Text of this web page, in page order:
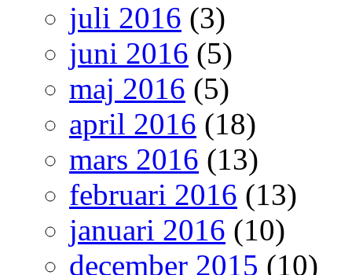
juli 2016 (3)
juni 2016 (5)
maj 2016 (5)
april 2016 (18)
mars 2016 (13)
februari 2016 (13)
januari 2016 (10)
december 2015 (10)